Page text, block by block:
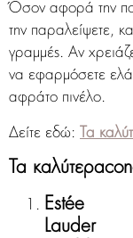
Όσον αφορά την
την παραλείψετε,
γραμμές. Αν
να εφαρμόσετε
αφράτο πινέλο.
Δείτε εδώ: Τα
Τα καλύτεραc
Estée
Lauder